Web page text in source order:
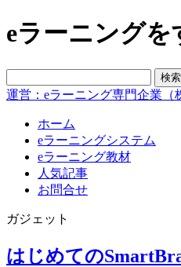
eラーニングを
運営：eラーニング専門企業
ホーム
eラーニングシステム
eラーニング教材
人気記事
お問合せ
ガジェット
はじめての